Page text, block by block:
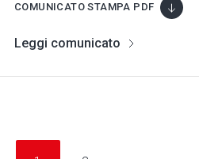
COMUNICATO STAMPA PDF
Leggi comunicato